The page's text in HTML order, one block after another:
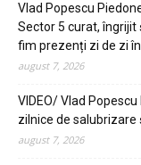
Vlad Popescu
Sector 5 curat, îngrijit
fim prezenți zi de zi
august 7, 2026
VIDEO/ Vlad
zilnice de salubrizare
august 7, 2026